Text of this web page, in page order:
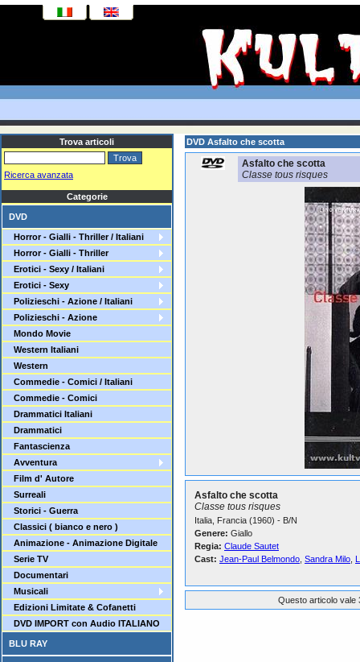
Trova articoli
Ricerca avanzata
Categorie
DVD
Horror - Gialli - Thriller / Italiani
Horror - Gialli - Thriller
Erotici - Sexy / Italiani
Erotici - Sexy
Polizieschi - Azione / Italiani
Polizieschi - Azione
Mondo Movie
Western Italiani
Western
Commedie - Comici / Italiani
Commedie - Comici
Drammatici Italiani
Drammatici
Fantascienza
Avventura
Film d' Autore
Surreali
Storici - Guerra
Classici ( bianco e nero )
Animazione - Animazione Digitale
Serie TV
Documentari
Musicali
Edizioni Limitate & Cofanetti
DVD IMPORT con Audio ITALIANO
BLU RAY
DVD Asfalto che scotta
Asfalto che scotta
Classe tous risques
Asfalto che scotta
Classe tous risques
Italia, Francia (1960) - B/N
Genere: Giallo
Regia: Claude Sautet
Cast: Jean-Paul Belmondo Sandra Milo
Questo articolo vale